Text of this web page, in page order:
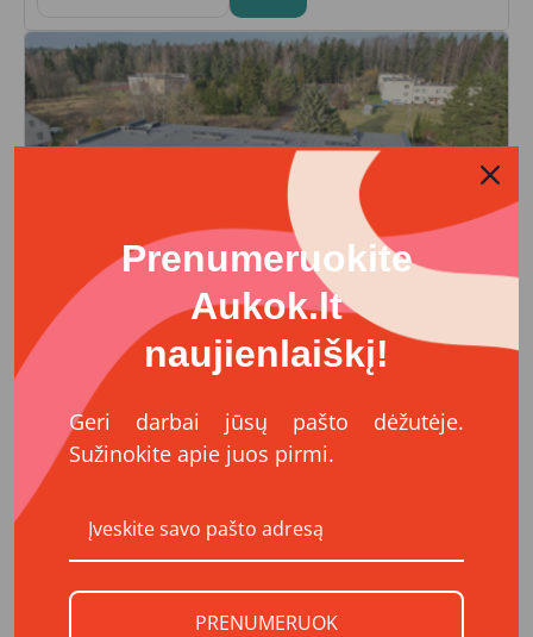
Neįgaliesiems ir sveikatai
Gilvyčių globos namai: šilti namai oriai
senatvei
VŠĮ Žmogiškųjų išteklių stebėsenos ir plėtros
biuras
€
Prenumeruokite
Aukok.lt
naujienlaiškį!
Geri darbai jūsų pašto dėžutėje.
Sužinokite apie juos pirmi.
PRENUMERUOK